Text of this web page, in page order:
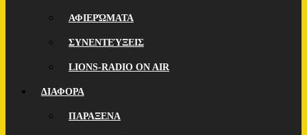
ΑΦΙΕΡΏΜΑΤΑ
ΣΥΝΕΝΤΕΎΞΕΙΣ
LIONS-RADIO ON AIR
ΔΙΑΦΟΡΑ
ΠΑΡΑΞΕΝΑ